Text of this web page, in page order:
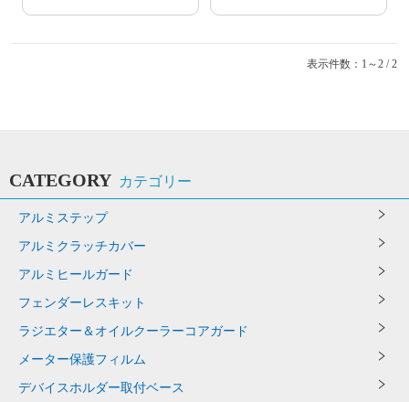
表示件数：1～2 / 2
CATEGORY カテゴリー
アルミステップ
アルミクラッチカバー
アルミヒールガード
フェンダーレスキット
ラジエター＆オイルクーラーコアガード
メーター保護フィルム
デバイスホルダー取付ベース